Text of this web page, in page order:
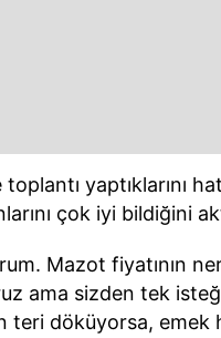
yaptıklarını
çok iyi bildiğini
Mazot fiyatının
ama sizden tek
teri döküyorsa,